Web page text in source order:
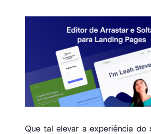
Que tal elevar a experiência do